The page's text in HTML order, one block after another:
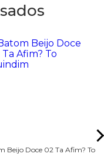
Beijo Doce 02 Ta Afim? To